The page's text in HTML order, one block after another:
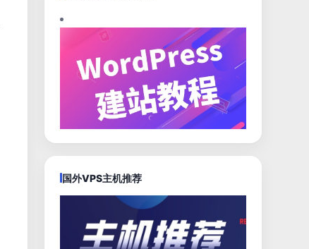
国外VPS主机推荐